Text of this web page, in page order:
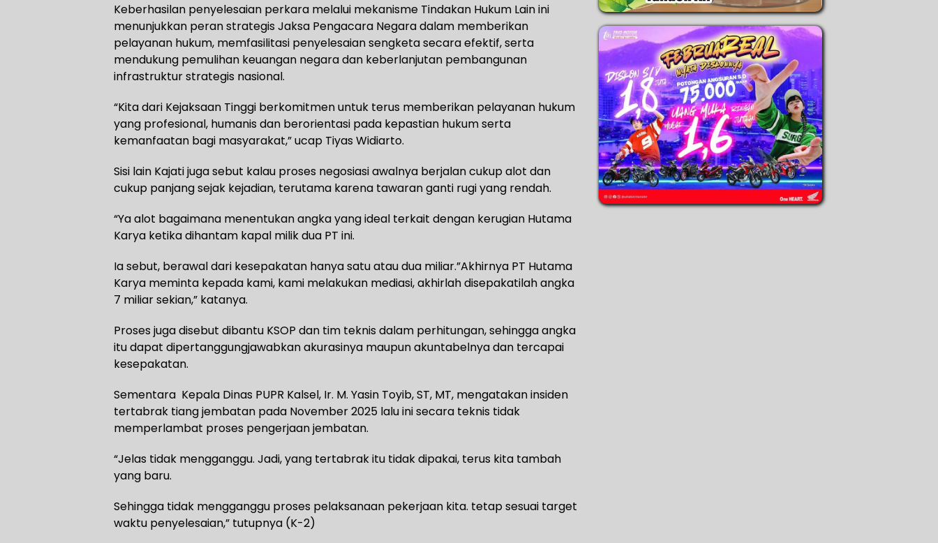
Keberhasilan penyelesaian perkara melalui mekanisme Tindakan Hukum Lain ini
menunjukkan peran strategis Jaksa Pengacara Negara dalam memberikan
pelayanan hukum, memfasilitasi penyelesaian sengketa secara efektif, serta
mendukung pemulihan keuangan negara dan keberlanjutan pembangunan
infrastruktur strategis nasional.
“Kita dari Kejaksaan Tinggi berkomitmen untuk terus memberikan pelayanan hukum
yang profesional, humanis dan berorientasi pada kepastian hukum serta
kemanfaatan bagi masyarakat,” ucap Tiyas Widiarto.
Sisi lain Kajati juga sebut kalau proses negosiasi awalnya berjalan cukup alot dan
cukup panjang sejak kejadian, terutama karena tawaran ganti rugi yang rendah.
“Ya alot bagaimana menentukan angka yang ideal terkait dengan kerugian Hutama
Karya ketika dihantam kapal milik dua PT ini.
Ia sebut, berawal dari kesepakatan hanya satu atau dua miliar.”Akhirnya PT Hutama
Karya meminta kepada kami, kami melakukan mediasi, akhirlah disepakatilah angka
7 miliar sekian,” katanya.
Proses juga disebut dibantu KSOP dan tim teknis dalam perhitungan, sehingga angka
itu dapat dipertanggungjawabkan akurasinya maupun akuntabelnya dan tercapai
kesepakatan.
Sementara Kepala Dinas PUPR Kalsel, Ir. M. Yasin Toyib, ST, MT, mengatakan insiden
tertabrak tiang jembatan pada November 2025 lalu ini secara teknis tidak
memperlambat proses pengerjaan jembatan.
“Jelas tidak mengganggu. Jadi, yang tertabrak itu tidak dipakai, terus kita tambah
yang baru.
Sehingga tidak mengganggu proses pelaksanaan pekerjaan kita. tetap sesuai target
waktu penyelesaian,” tutupnya (K-2)